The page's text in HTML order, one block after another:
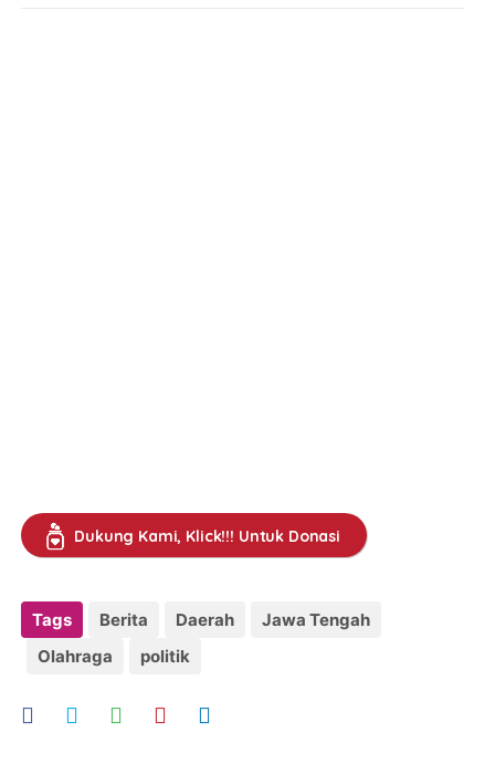
Dukung Kami, Klick!!! Untuk Donasi
Tags Berita Daerah
Jawa Tengah
Olahraga
politik